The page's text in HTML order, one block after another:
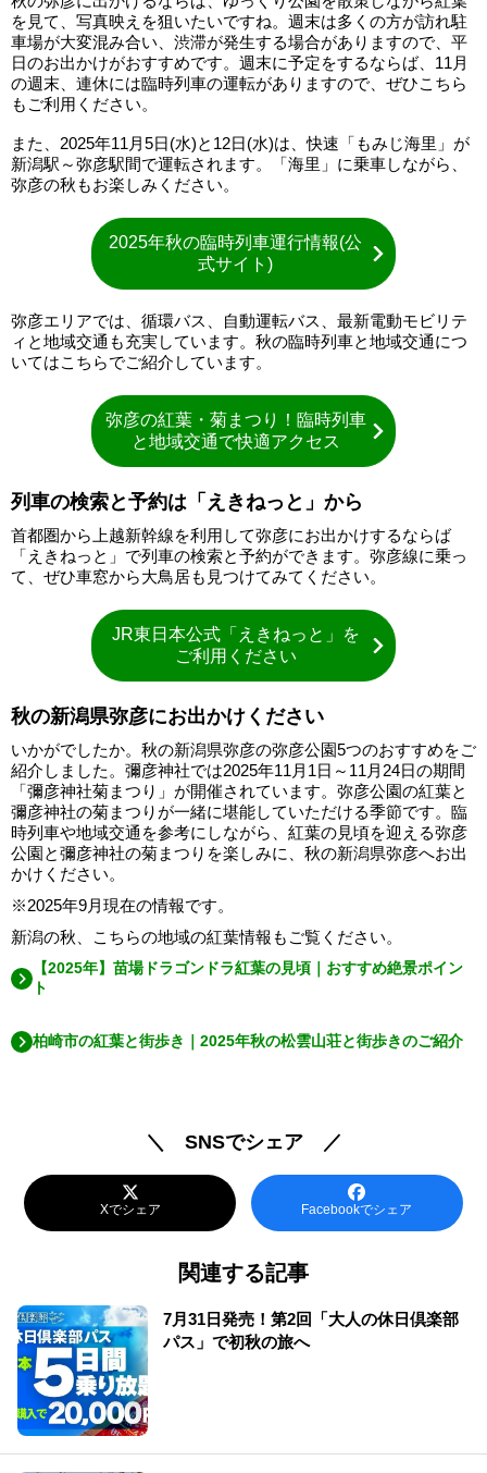
を見て、写真映えを狙いたいですね。週末は多くの方が訪れ駐
車場が大変混み合い、渋滞が発生する場合がありますので、平
日のお出かけがおすすめです。週末に予定をするならば、11月
の週末、連休には臨時列車の運転がありますので、ぜひこちら
もご利用ください。
また、2025年11月5日(水)と12日(水)は、快速「もみじ海里」が
新潟駅～弥彦駅間で運転されます。「海里」に乗車しながら、
弥彦の秋もお楽しみください。
2025年秋の臨時列車運行情報(公
式サイト)
弥彦エリアでは、循環バス、自動運転バス、最新電動モビリテ
ィと地域交通も充実しています。秋の臨時列車と地域交通につ
いてはこちらでご紹介しています。
弥彦の紅葉・菊まつり！臨時列車
と地域交通で快適アクセス
列車の検索と予約は「えきねっと」から
首都圏から上越新幹線を利用して弥彦にお出かけするならば
「えきねっと」で列車の検索と予約ができます。弥彦線に乗っ
て、ぜひ車窓から大鳥居も見つけてみてください。
JR東日本公式「えきねっと」を
ご利用ください
秋の新潟県弥彦にお出かけください
いかがでしたか。秋の新潟県弥彦の弥彦公園5つのおすすめをご
紹介しました。彌彦神社では2025年11月1日～11月24日の期間
「彌彦神社菊まつり」が開催されています。弥彦公園の紅葉と
彌彦神社の菊まつりが一緒に堪能していただける季節です。臨
時列車や地域交通を参考にしながら、紅葉の見頃を迎える弥彦
公園と彌彦神社の菊まつりを楽しみに、秋の新潟県弥彦へお出
かけください。
※2025年9月現在の情報です。
新潟の秋、こちらの地域の紅葉情報もご覧ください。
【2025年】苗場ドラゴンドラ紅葉の見頃｜おすすめ絶景ポイン
ト
柏崎市の紅葉と街歩き｜2025年秋の松雲山荘と街歩きのご紹介
＼ SNSでシェア ／
Xでシェア Facebookでシェア
関連する記事
7月31日発売！第2回「大人の休日倶楽部
パス」で初秋の旅へ